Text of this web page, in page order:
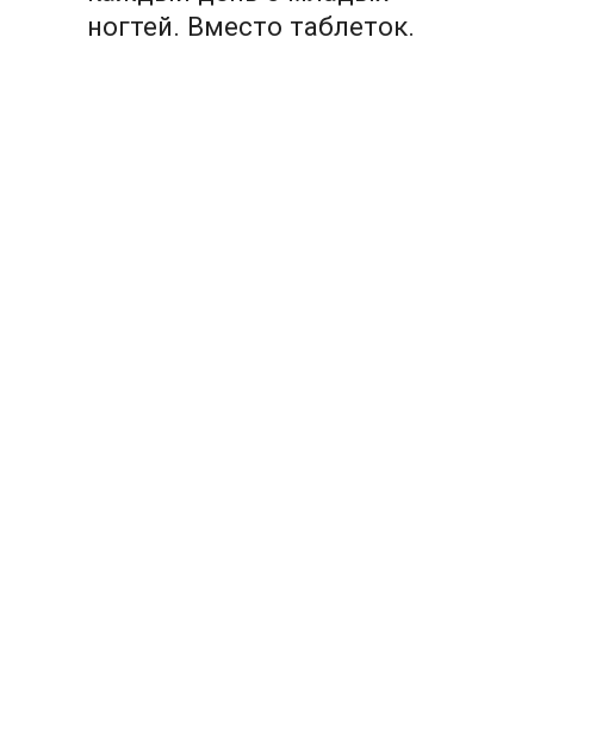
ногтей. Вместо таблеток.